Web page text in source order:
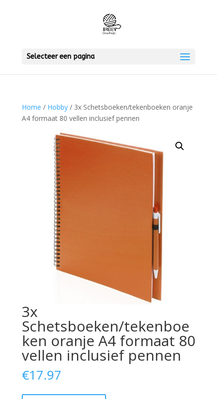
Selecteer een pagina
Home / Hobby/ 3x Schetsboeken/tekenboeken oranje
A4 formaat 80 vellen inclusief pennen
3x
Schetsboeken/tekenboe
ken oranje A4 formaat 80
vellen inclusief pennen
€17.97